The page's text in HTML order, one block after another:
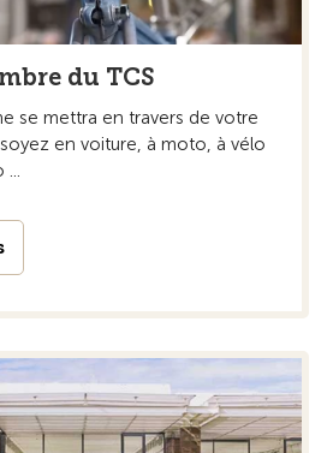
du TCS
se mettra en travers de votre
en voiture, à moto, à vélo
...